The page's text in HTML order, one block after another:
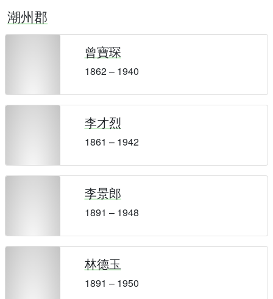
潮州郡
曾寶琛
1862 – 1940
李才烈
1861 – 1942
李景郎
1891 – 1948
林德玉
1891 – 1950